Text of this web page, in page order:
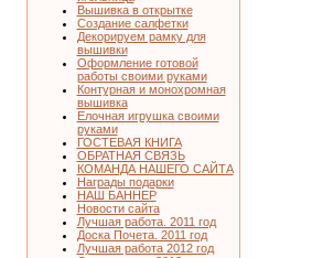
Вышивка в открытке
Создание салфетки
Декорируем рамку для
вышивки
Оформление готовой
работы своими руками
Контурная и монохромная
вышивка
Елочная игрушка своими
руками
ГОСТЕВАЯ КНИГА
ОБРАТНАЯ СВЯЗЬ
КОМАНДА НАШЕГО САЙТА
Награды подарки
НАШ БАННЕР
Новости сайта
Лучшая работа. 2011 год
Доска Почета. 2011 год
Лучшая работа 2012 год